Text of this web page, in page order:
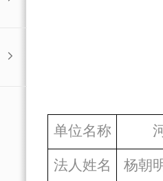

单位名称
法人姓名 杨朝